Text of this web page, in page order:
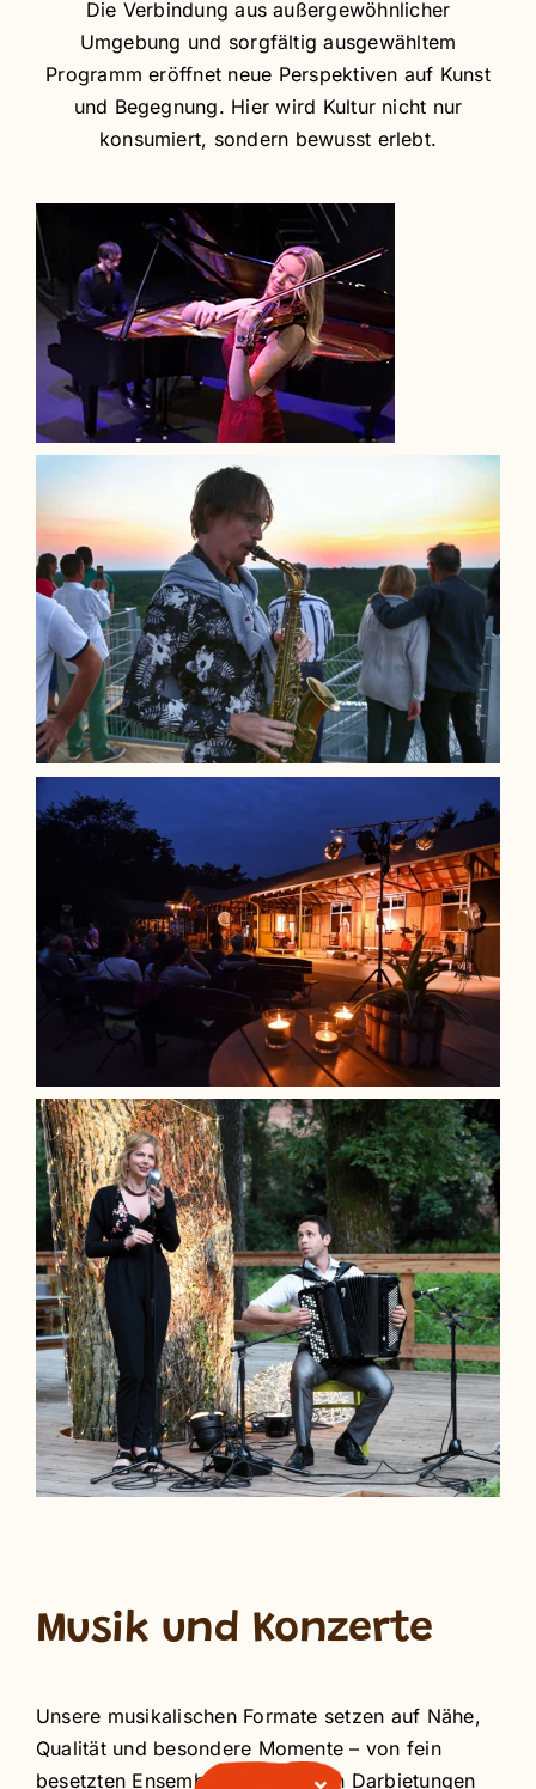
Die Verbindung aus außergewöhnlicher
Umgebung und sorgfältig ausgewähltem
Programm eröffnet neue Perspektiven auf Kunst
und Begegnung. Hier wird Kultur nicht nur
konsumiert, sondern bewusst erlebt.
Musik und Konzerte
Unsere musikalischen Formate setzen auf Nähe,
Qualität und besondere Momente – von fein
besetzten Ensembles und intimen Darbietungen